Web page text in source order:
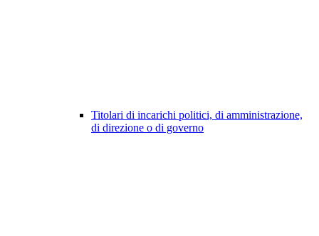
Titolari di incarichi politici, di amministrazione,
di direzione o di governo